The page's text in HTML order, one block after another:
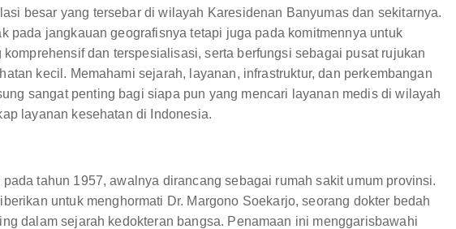
besar yang tersebar di wilayah Karesidenan Banyumas dan sekitarnya.
pada jangkauan geografisnya tetapi juga pada komitmennya untuk
dan terspesialisasi, serta berfungsi sebagai pusat rujukan
kecil. Memahami sejarah, layanan, infrastruktur, dan perkembangan
sangat penting bagi siapa pun yang mencari layanan medis di wilayah
layanan kesehatan di Indonesia.
tahun 1957, awalnya dirancang sebagai rumah sakit umum provinsi.
untuk menghormati Dr. Margono Soekarjo, seorang dokter bedah
dalam sejarah kedokteran bangsa. Penamaan ini menggarisbawahi